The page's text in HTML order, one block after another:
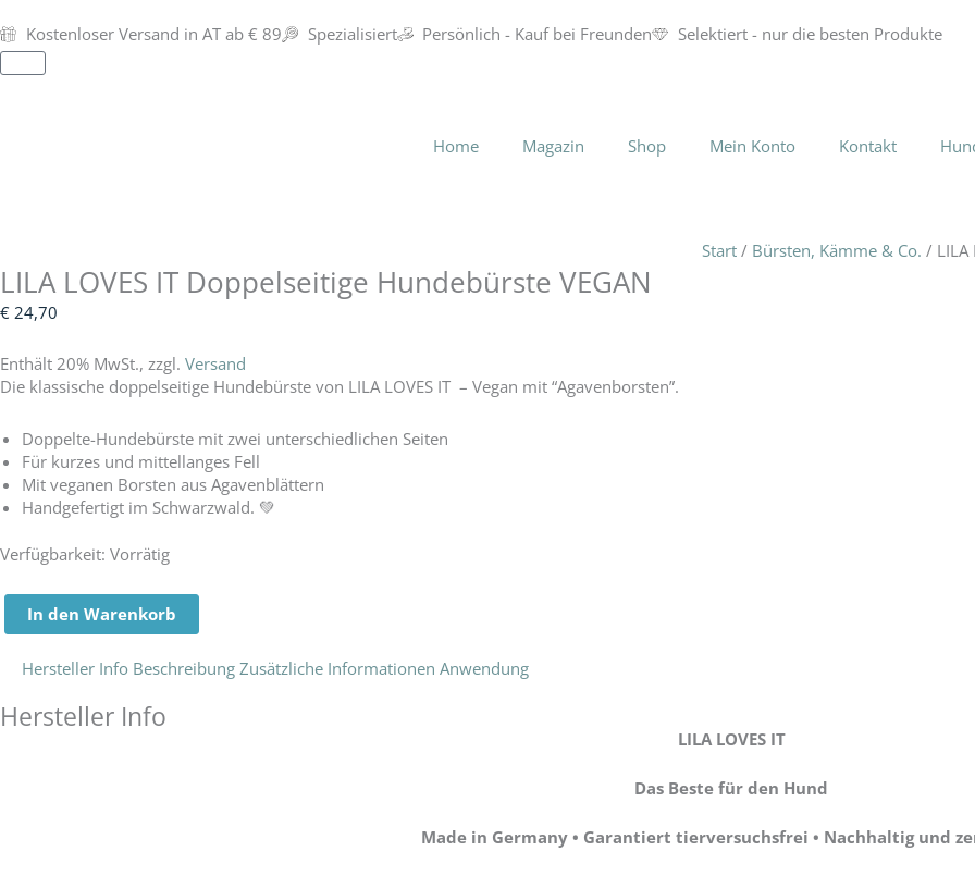
Inhalt
springen
Kostenloser Versand in AT ab € 89 Spezialisiert Persönlich - Kauf bei Freunden
Selektiert - nur die besten Produkte
Warenkorb
Home Magazin Shop Mein Konto Kontakt
Start / Bürsten, Kämme & Co. / LILA
LILA LOVES IT Doppelseitige Hundebürste VEGAN
€ 24,70
Enthält 20% MwSt., zzgl. Versand
Die klassische doppelseitige Hundebürste von LILA LOVES IT – Vegan mit “Agavenborsten”.
Doppelte-Hundebürste mit zwei unterschiedlichen Seiten
Für kurzes und mittellanges Fell
Mit veganen Borsten aus Agavenblättern
Handgefertigt im Schwarzwald. 💚
Verfügbarkeit: Vorrätig
LILA
IT
Doppelseitige
VEGAN
In den Warenkorb
Hersteller Info Beschreibung Zusätzliche Informationen Anwendung
Hersteller Info
LILA LOVES IT
Das Beste für den Hund
Made in Germany • Garantiert tierversuchsfrei • Nachhaltig und